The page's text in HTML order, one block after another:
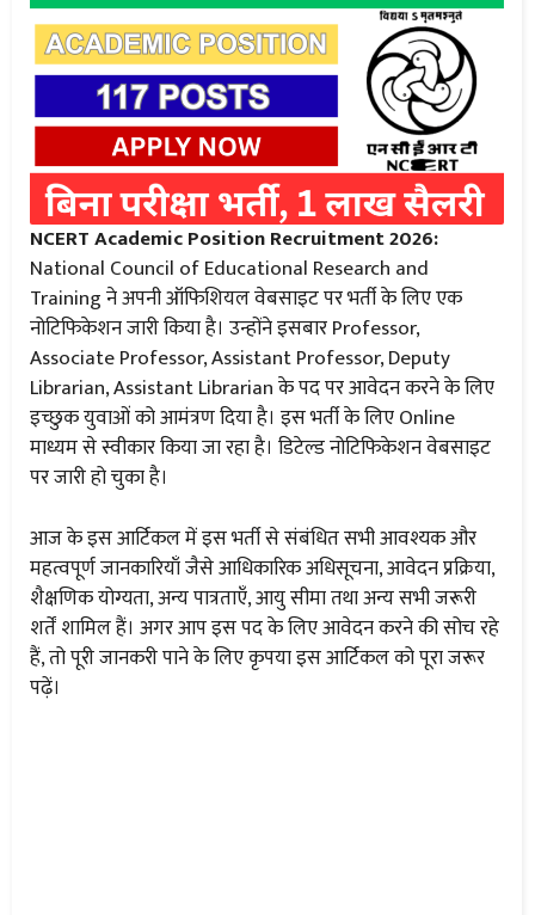
NCERT Academic Position Recruitment 2026:
National Council of Educational Research and
Training ने अपनी ऑफिशियल वेबसाइट पर भर्ती के लिए एक
नोटिफिकेशन जारी किया है। उन्होंने इसबार Professor,
Associate Professor, Assistant Professor, Deputy
Librarian, Assistant Librarian के पद पर आवेदन करने के लिए
इच्छुक युवाओं को आमंत्रण दिया है। इस भर्ती के लिए Online
माध्यम से स्वीकार किया जा रहा है। डिटेल्ड नोटिफिकेशन वेबसाइट
पर जारी हो चुका है।
आज के इस आर्टिकल में इस भर्ती से संबंधित सभी आवश्यक और
महत्वपूर्ण जानकारियाँ जैसे आधिकारिक अधिसूचना, आवेदन प्रक्रिया,
शैक्षणिक योग्यता, अन्य पात्रताएँ, आयु सीमा तथा अन्य सभी जरूरी
शर्तें शामिल हैं। अगर आप इस पद के लिए आवेदन करने की सोच रहे
हैं, तो पूरी जानकरी पाने के लिए कृपया इस आर्टिकल को पूरा जरूर
पढ़ें।